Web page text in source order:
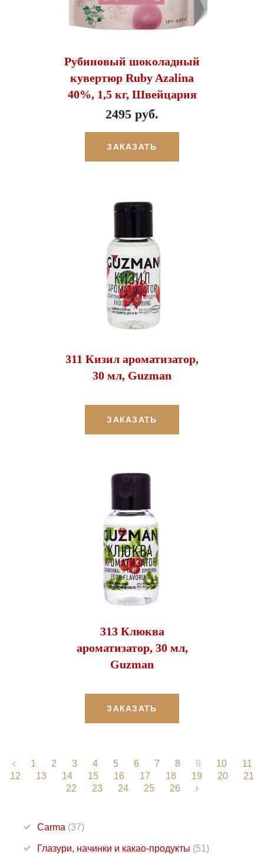
Рубиновый шоколадный
кувертюр Ruby Azalina
40%, 1,5 кг, Швейцария
2495 руб.
ЗАКАЗАТЬ
311 Кизил ароматизатор,
30 мл, Guzman
ЗАКАЗАТЬ
313 Клюква
ароматизатор, 30 мл,
Guzman
ЗАКАЗАТЬ
1 2 3 4 5 6 7 8 9 10
11
12
13 14 15 16 17 18 19 20
21
22
23 24 25 26
Carma (37)
Глазури, начинки и какао-продукты (51)